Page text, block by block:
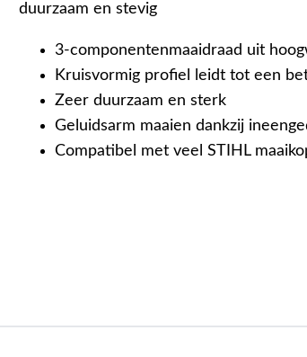
duurzaam en stevig
3-componentenmaaidraad uit
Kruisvormig profiel leidt tot een
Zeer duurzaam en sterk
Geluidsarm maaien dankzij
Compatibel met veel STIHL